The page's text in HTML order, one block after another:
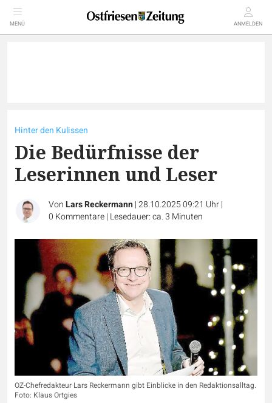
MENÜ ANMELDEN
Hinter den Kulissen
Die Bedürfnisse der
Leserinnen und Leser
VonLars Reckermann|28.10.2025 09:21 Uhr|
0 Kommentare| Lesedauer: ca. 3 Minuten
OZ-Chefredakteur Lars Reckermann gibt Einblicke in den Redaktionsalltag.
Foto: Klaus Ortgies